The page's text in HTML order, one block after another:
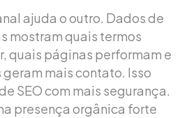
ajuda o outro. Dados de
mostram quais termos
quais páginas performam e
mais contato. Isso
SEO com mais segurança.
presença orgânica forte